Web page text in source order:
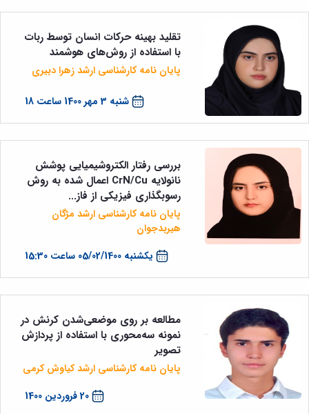
شنبه 3 مهر 1400 ساعت 18
تقلید بهینه حرکات انسان توسط ربات
با استفاده از روش‌های هوشمند
پایان نامه کارشناسی ارشد زهرا دبیری
یکشنبه 05/02/1400 ساعت 15:30
بررسی رفتار الکتروشیمیایی پوشش
نانولایه CrN/Cu اعمال شده به روش
رسوب­گذاری فیزیکی از فاز...
پایان نامه کارشناسی ارشد مژگان
هیربدجوان
20 فروردین 1400
مطالعه بر روی موضعی‌شدن کرنش در
نمونه سه‌محوری با استفاده از پردازش
تصویر
پایان نامه کارشناسی ارشد کیاوش کرمی